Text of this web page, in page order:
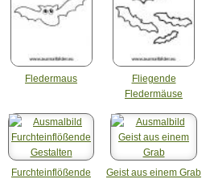
Fledermaus
Fliegende
Fledermäuse
Furchteinflößende
Geist aus einem Grab